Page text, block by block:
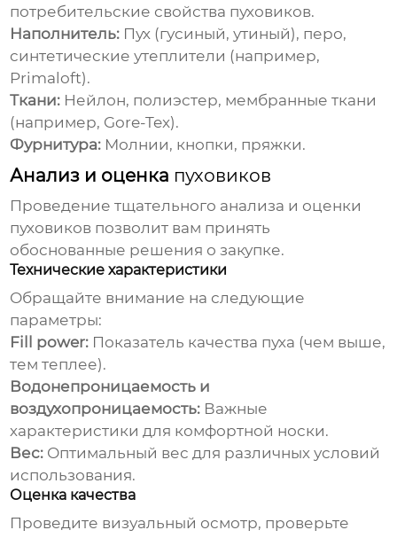
потребительские свойства пуховиков.
Наполнитель: Пух (гусиный, утиный), перо,
синтетические утеплители (например,
Primaloft).
Ткани: Нейлон, полиэстер, мембранные ткани
(например, Gore-Tex).
Фурнитура: Молнии, кнопки, пряжки.
Анализ и оценка пуховиков
Проведение тщательного анализа и оценки
пуховиков позволит вам принять
обоснованные решения о закупке.
Технические характеристики
Обращайте внимание на следующие
параметры:
Fill power: Показатель качества пуха (чем выше,
тем теплее).
Водонепроницаемость и
воздухопроницаемость: Важные
характеристики для комфортной носки.
Вес: Оптимальный вес для различных условий
использования.
Оценка качества
Проведите визуальный осмотр, проверьте